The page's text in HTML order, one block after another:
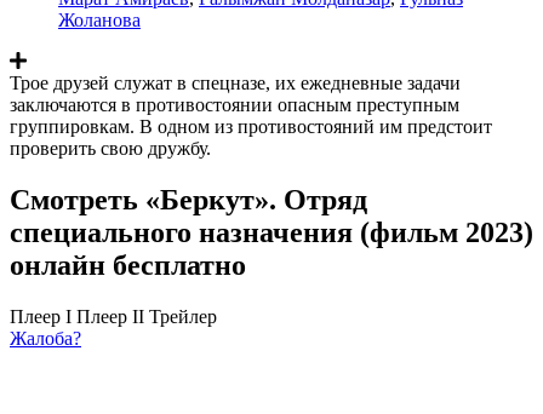
Жоланова
Трое друзей служат в спецназе, их ежедневные задачи
заключаются в противостоянии опасным преступным
группировкам. В одном из противостояний им предстоит
проверить свою дружбу.
Смотреть «Беркут». Отряд
специального назначения (фильм 2023)
онлайн бесплатно
Плеер I Плеер II Трейлер
Жалоба?